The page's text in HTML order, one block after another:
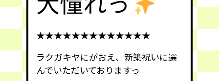
★★★★★★★★★★★★★
ラクガキヤにがおえ、新築祝いに選
んでいただいておりますっ